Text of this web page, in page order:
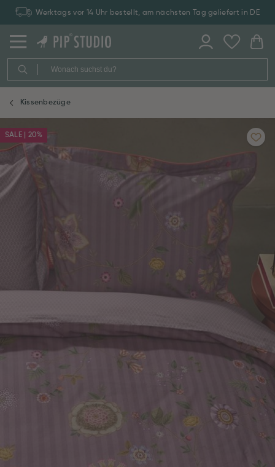
Werktags vor 14 Uhr bestellt, am nächsten Tag geliefert in DE
Kissenbezüge
SALE | 20%